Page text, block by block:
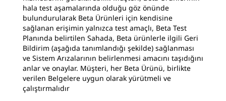
hala test aşamalarında olduğu göz önünde
bulundurularak Beta Ürünleri için kendisine
sağlanan erişimin yalnızca test amaçlı, Beta Test
Planında belirtilen Sahada, Beta ürünlerle ilgili Geri
Bildirim (aşağıda tanımlandığı şekilde) sağlanması
ve Sistem Arızalarının belirlenmesi amacını taşıdığını
anlar ve onaylar. Müşteri, her Beta Ürünü, birlikte
verilen Belgelere uygun olarak yürütmeli ve
çalıştırmalıdır